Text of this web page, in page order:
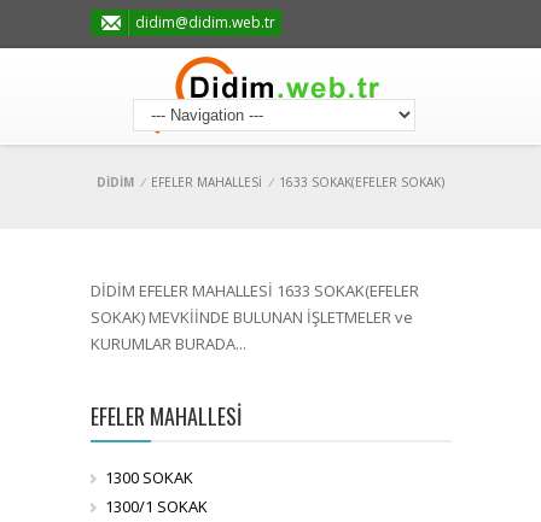
didim@didim.web.tr
DİDİM / EFELER MAHALLESİ / 1633 SOKAK(EFELER SOKAK)
DİDİM EFELER MAHALLESİ 1633 SOKAK(EFELER
SOKAK) MEVKİİNDE BULUNAN İŞLETMELER ve
KURUMLAR BURADA...
EFELER MAHALLESİ
1300 SOKAK
1300/1 SOKAK